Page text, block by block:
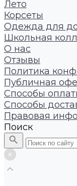
Лето
Корсеты
Одежда для
Школьная
О нас
Отзывы
Политика
Публичная
Способы
Способы
Правовая
Поиск